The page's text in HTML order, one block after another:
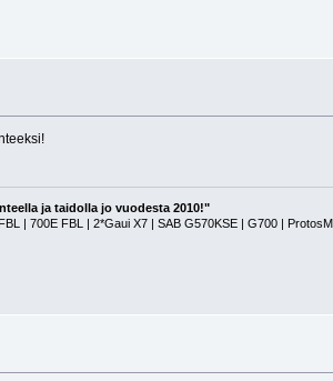
ja taidolla jo vuodesta 2010!"
| 700E FBL | 2*Gaui X7 | SAB G570KSE | G700 |